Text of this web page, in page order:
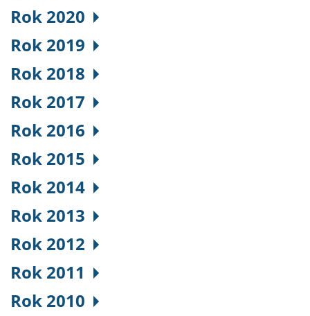
Rok 2020
Rok 2019
Rok 2018
Rok 2017
Rok 2016
Rok 2015
Rok 2014
Rok 2013
Rok 2012
Rok 2011
Rok 2010